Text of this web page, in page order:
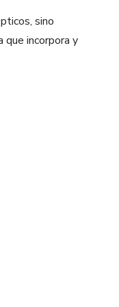
sino
incorpora y